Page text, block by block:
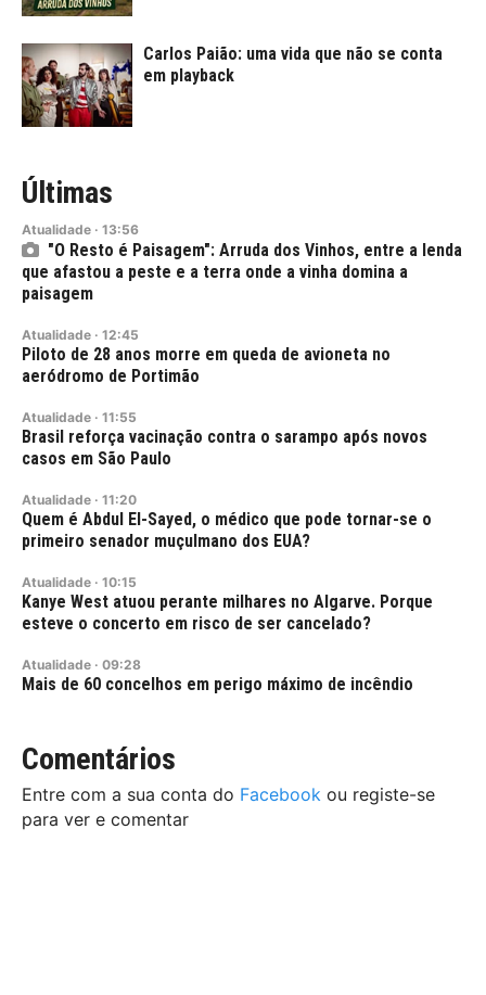
Carlos Paião: uma vida que não se conta
em playback
Últimas
Atualidade · 13:56
"O Resto é Paisagem": Arruda dos Vinhos, entre a lenda
que afastou a peste e a terra onde a vinha domina a
paisagem
Atualidade · 12:45
Piloto de 28 anos morre em queda de avioneta no
aeródromo de Portimão
Atualidade · 11:55
Brasil reforça vacinação contra o sarampo após novos
casos em São Paulo
Atualidade · 11:20
Quem é Abdul El-Sayed, o médico que pode tornar-se o
primeiro senador muçulmano dos EUA?
Atualidade · 10:15
Kanye West atuou perante milhares no Algarve. Porque
esteve o concerto em risco de ser cancelado?
Atualidade · 09:28
Mais de 60 concelhos em perigo máximo de incêndio
Comentários
Entre com a sua conta do Facebook ou registe-se
para ver e comentar